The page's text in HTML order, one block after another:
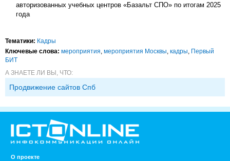
авторизованных учебных центров «Базальт СПО» по итогам 2025
года
Тематики: Кадры
Ключевые слова: мероприятия мероприятия Москвы кадры Первый
БИТ
А ЗНАЕТЕ ЛИ ВЫ, ЧТО:
Продвижение сайтов Спб
О проекте